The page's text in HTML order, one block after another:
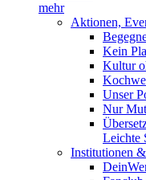
mehr
Aktionen,
Kein
Kultur
Unser
Nur
Leichte
Institutionen